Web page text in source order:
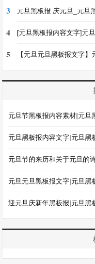
3 元旦黑板报 庆元旦_元旦
4 [元旦黑板报内容文字]元
5 【元旦元旦黑板报文字
元旦节黑板报内容素材|元旦
元旦黑板报内容文字|元旦黑
元旦节的来历和关于元旦的
元旦元旦黑板报文字|元旦黑
迎元旦庆新年黑板报|元旦黑